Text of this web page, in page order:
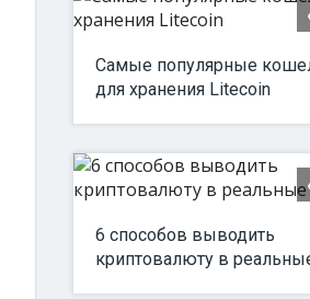
Самые популярные
для хранения Litecoin
6 способов выводить
криптовалюту в